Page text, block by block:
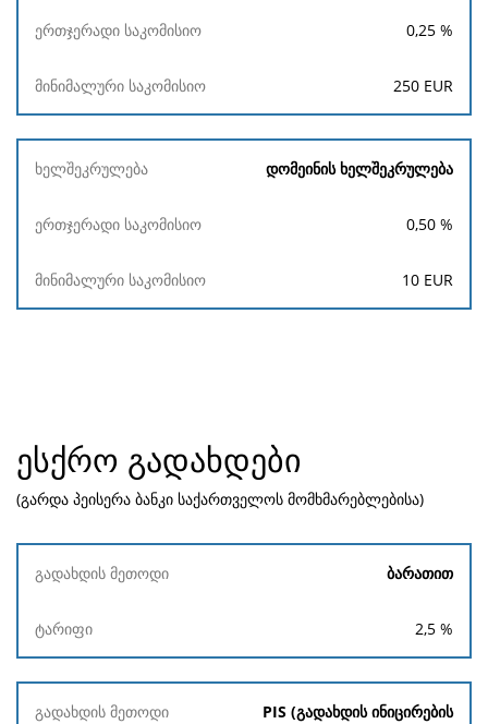
0,25 %
250 EUR
დომეინის ხელშეკრულება
0,50 %
10 EUR
ესქრო გადახდები
(გარდა პეისერა ბანკი საქართველოს მომხმარებლებისა)
გადახდის
ბარათით
2,5 %
PIS (გადახდის ინიცირების